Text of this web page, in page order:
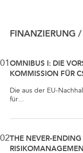
FINANZIERUNG
01OMNIBUS I: DIE
KOMMISSION FÜR
Die aus der EU-
für...
02THE NEVER-